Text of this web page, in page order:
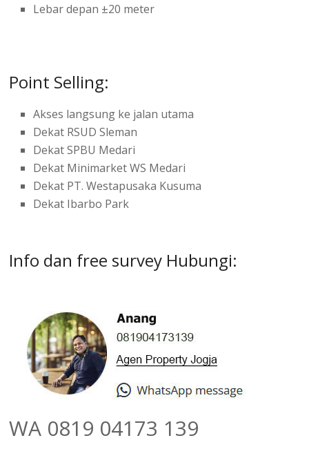
Lebar depan ±20 meter
Point Selling:
Akses langsung ke jalan utama
Dekat RSUD Sleman
Dekat SPBU Medari
Dekat Minimarket WS Medari
Dekat PT. Westapusaka Kusuma
Dekat Ibarbo Park
Info dan free survey Hubungi:
WA 0819 04173 139